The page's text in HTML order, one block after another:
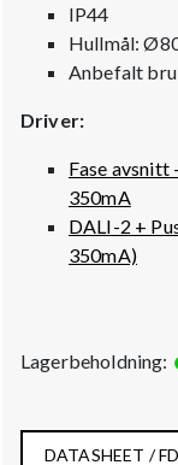
IP44
Hullmål:
Anbefalt
Driver:
Fase avsnitt
350mA
DALI-2 +
350mA)
Lagerbeholdning:
DATASHEET /